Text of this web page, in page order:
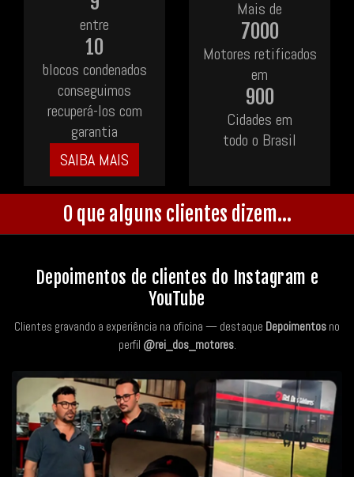
entre
10
blocos condenados
conseguimos
recuperá-los com
garantia
SAIBA MAIS
Mais de
7000
Motores retificados
em
900
Cidades em
todo o Brasil
O que alguns clientes dizem...
Depoimentos de clientes do Instagram e
YouTube
Clientes gravando a experiência na oficina — destaque Depoimentos no
perfil @rei_dos_motores.